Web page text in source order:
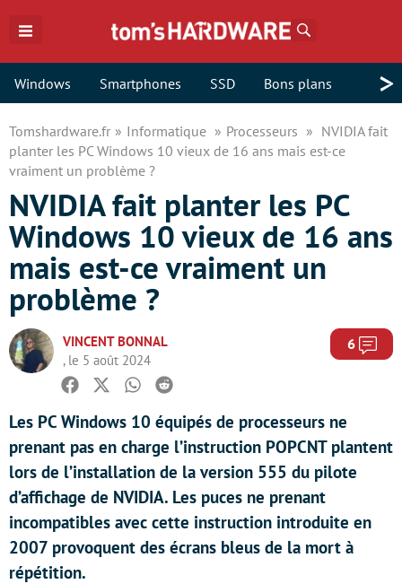
Windows Smartphones SSD Bons plans >
Tomshardware.fr Informatique Processeurs
NVIDIA fait
planter les PC Windows 10 vieux de 16 ans mais est-ce
vraiment un problème ?
NVIDIA fait planter les PC
Windows 10 vieux de 16 ans
mais est-ce vraiment un
problème ?
VINCENT BONNAL
, le 5 août 2024
6
Facebook
TwitterWhatsapp
Reddit
Les PC Windows 10 équipés de processeurs ne
prenant pas en charge l’instruction POPCNT plantent
lors de l’installation de la version 555 du pilote
d’affichage de NVIDIA. Les puces ne prenant
incompatibles avec cette instruction introduite en
2007 provoquent des écrans bleus de la mort à
répétition.